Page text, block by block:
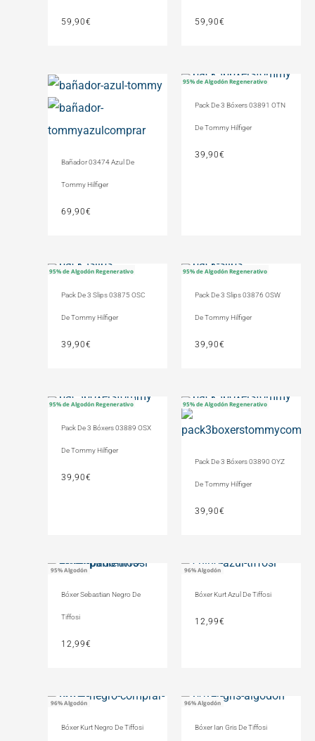
59,90€ 59,90€
Bañador 03474 Azul De
Tommy Hilfiger
69,90€
95% de Algodón Regenerativo
Pack De 3 Bóxers 03891 OTN
De Tommy Hilfiger
39,90€
95% de Algodón Regenerativo
Pack De 3 Slips 03875 OSC
De Tommy Hilfiger
39,90€
95% de Algodón Regenerativo
Pack De 3 Slips 03876 OSW
De Tommy Hilfiger
39,90€
95% de Algodón Regenerativo
Pack De 3 Bóxers 03889 OSX
De Tommy Hilfiger
39,90€
95% de Algodón Regenerativo
Pack De 3 Bóxers 03890 OYZ
De Tommy Hilfiger
39,90€
95% Algodón
Bóxer Sebastian Negro De
Tiffosi
12,99€
96% Algodón
Bóxer Kurt Azul De Tiffosi
12,99€
96% Algodón
Bóxer Kurt Negro De Tiffosi
96% Algodón
Bóxer Ian Gris De Tiffosi